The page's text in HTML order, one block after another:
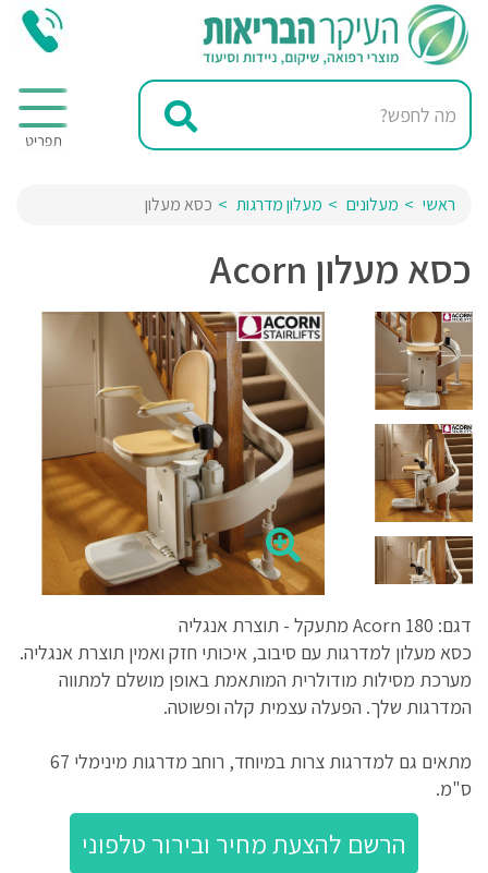
ראשי מעלונים מעלון מדרגות כסא מעלון
כסא מעלון Acorn
דגם: Acorn 180 מתעקל - תוצרת אנגליה
כסא מעלון למדרגות עם סיבוב, איכותי חזק ואמין תוצרת אנגליה.
מערכת מסילות מודולרית המותאמת באופן מושלם למתווה
המדרגות שלך. הפעלה עצמית קלה ופשוטה.
מתאים גם למדרגות צרות במיוחד, רוחב מדרגות מינימלי 67
ס"מ.